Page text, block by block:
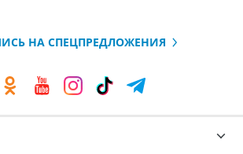
НА СПЕЦПРЕДЛОЖЕНИЯ